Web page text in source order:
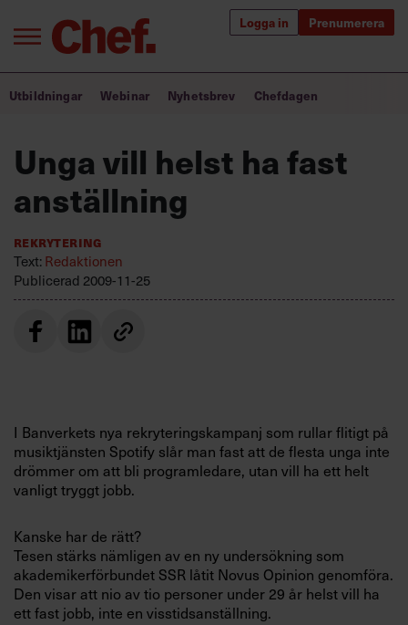
Logga in Prenumerera
Annonsera
Villkor och policy för
personuppgiftsbehandling
Sök
Bra ledare förändrar världen
Utbildning för ledare
Chefakademin+
Populära utbildningar
Utbildningar Webinar Nyhetsbrev Chefdagen
Unga vill helst ha fast
anställning
Rekrytering
Text:Redaktionen
Publicerad 2009-11-25
I Banverkets nya rekryteringskampanj som rullar flitigt på
musiktjänsten Spotify slår man fast att de flesta unga inte
drömmer om att bli programledare, utan vill ha ett helt
vanligt tryggt jobb.
Kanske har de rätt?
Tesen stärks nämligen av en ny undersökning som
akademikerförbundet SSR låtit Novus Opinion genomföra.
Den visar att nio av tio personer under 29 år helst vill ha
ett fast jobb, inte en visstidsanställning.